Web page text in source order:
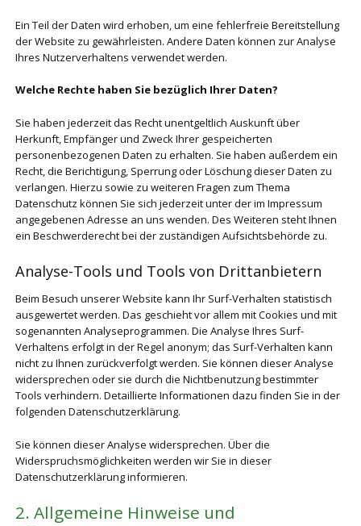
Ein Teil der Daten wird erhoben, um eine fehlerfreie Bereitstellung
der Website zu gewährleisten. Andere Daten können zur Analyse
Ihres Nutzerverhaltens verwendet werden.
Welche Rechte haben Sie bezüglich Ihrer Daten?
Sie haben jederzeit das Recht unentgeltlich Auskunft über
Herkunft, Empfänger und Zweck Ihrer gespeicherten
personenbezogenen Daten zu erhalten. Sie haben außerdem ein
Recht, die Berichtigung, Sperrung oder Löschung dieser Daten zu
verlangen. Hierzu sowie zu weiteren Fragen zum Thema
Datenschutz können Sie sich jederzeit unter der im Impressum
angegebenen Adresse an uns wenden. Des Weiteren steht Ihnen
ein Beschwerderecht bei der zuständigen Aufsichtsbehörde zu.
Analyse-Tools und Tools von Drittanbietern
Beim Besuch unserer Website kann Ihr Surf-Verhalten statistisch
ausgewertet werden. Das geschieht vor allem mit Cookies und mit
sogenannten Analyseprogrammen. Die Analyse Ihres Surf-
Verhaltens erfolgt in der Regel anonym; das Surf-Verhalten kann
nicht zu Ihnen zurückverfolgt werden. Sie können dieser Analyse
widersprechen oder sie durch die Nichtbenutzung bestimmter
Tools verhindern. Detaillierte Informationen dazu finden Sie in der
folgenden Datenschutzerklärung.
Sie können dieser Analyse widersprechen. Über die
Widerspruchsmöglichkeiten werden wir Sie in dieser
Datenschutzerklärung informieren.
2. Allgemeine Hinweise und